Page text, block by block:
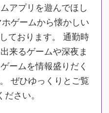
アプリを遊んでほし
ゲームから懐かしい
ております。 通勤時
来るゲームや深夜ま
ームを情報盛りだく
ぜひゆっくりとご覧
さい。